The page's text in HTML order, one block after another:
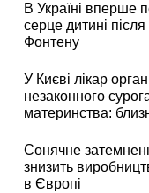
В Україні вперше
серце дитині після
Фонтену
У Києві лікар
незаконного
материнства:
Сонячне
знизить
в Європі